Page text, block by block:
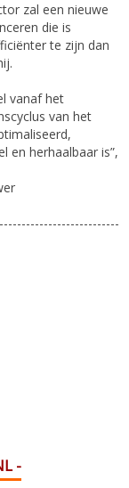
zal een nieuwe
die is
te zijn dan
vanaf het
van het
en herhaalbaar is”,
-